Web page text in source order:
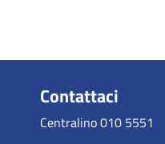
Contattaci
Centralino 010 5551